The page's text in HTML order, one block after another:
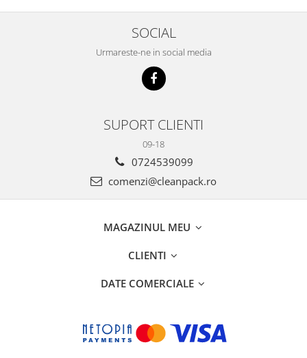
SOCIAL
Urmareste-ne in social media
SUPORT CLIENTI
09-18
0724539099
comenzi@cleanpack.ro
MAGAZINUL MEU
CLIENTI
DATE COMERCIALE